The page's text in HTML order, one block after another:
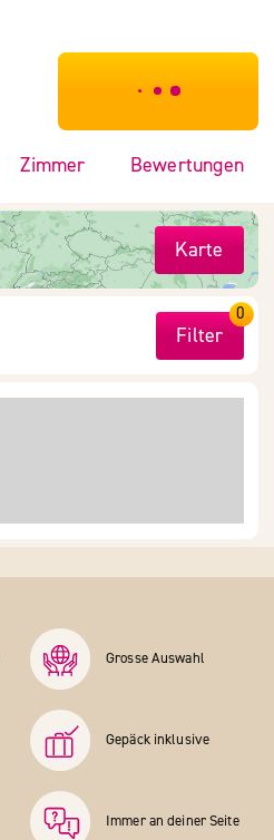
***************
Zimmer Bewertungen
Karte
Filter
0
Grosse Auswahl
Gepäck inklusive
Immer an deiner Seite